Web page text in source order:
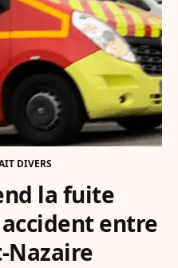
DIVERS
la fuite
entre
Nazaire